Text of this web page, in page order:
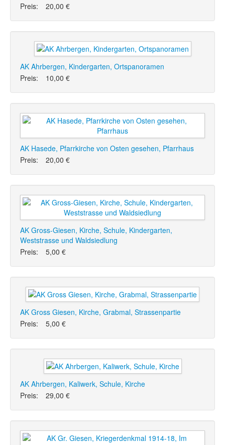
Preis:
20,00 €
AK Ahrbergen, Kindergarten, Ortspanoramen
Preis:
10,00 €
AK Hasede, Pfarrkirche von Osten gesehen, Pfarrhaus
Preis:
20,00 €
AK Gross-Giesen, Kirche, Schule, Kindergarten,
Weststrasse und Waldsiedlung
Preis:
5,00 €
AK Gross Giesen, Kirche, Grabmal, Strassenpartie
Preis:
5,00 €
AK Ahrbergen, Kaliwerk, Schule, Kirche
Preis:
29,00 €